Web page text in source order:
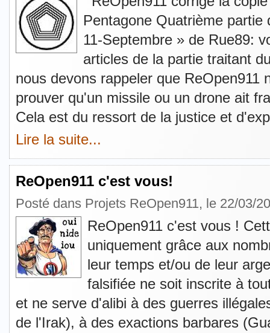
Pentagone Quatrième
11-Septembre » de Rue89:
articles de la partie traitant
nous devons rappeler que ReOpen911
prouver qu'un missile ou un drone ait
Cela est du ressort de la justice et
Lire la suite...
ReOpen911 c'est vous!
Posté dans Projets ReOpen911, le 22/03/
ReOpen911 c'est vous !
uniquement grâce aux
leur temps et/ou de leur
falsifiée ne soit inscrite à
et ne serve d'alibi à des guerres
de l'Irak), à des exactions barbares